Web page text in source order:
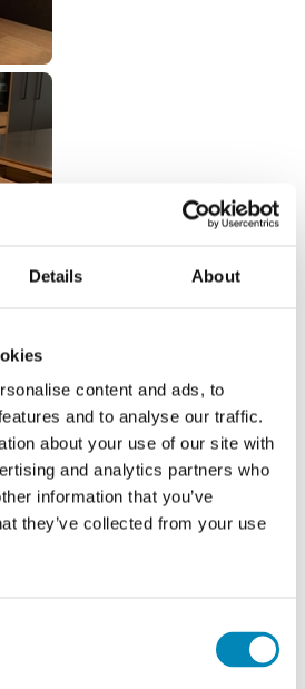
Details About
content and ads, to
and to analyse our traffic.
about your use of our site with
and analytics partners who
information that you’ve
they’ve collected from your use